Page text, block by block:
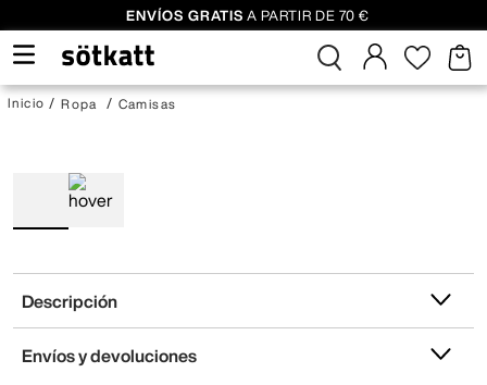
ENVÍOS GRATIS A PARTIR DE 70 €
Ropa Camisas
Descripción
Envíos y devoluciones